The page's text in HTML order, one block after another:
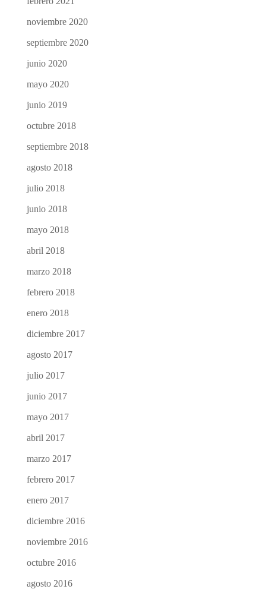
noviembre 2020
septiembre 2020
junio 2020
mayo 2020
junio 2019
octubre 2018
septiembre 2018
agosto 2018
julio 2018
junio 2018
mayo 2018
abril 2018
marzo 2018
febrero 2018
enero 2018
diciembre 2017
agosto 2017
julio 2017
junio 2017
mayo 2017
abril 2017
marzo 2017
febrero 2017
enero 2017
diciembre 2016
noviembre 2016
octubre 2016
agosto 2016